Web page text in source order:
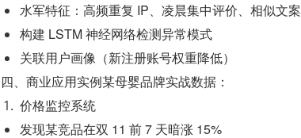
水军特征：高频重复 IP、凌晨集中评价、相似文案
构建 LSTM 神经网络检测异常模式
关联用户画像（新注册账号权重降低）
四、商业应用实例某母婴品牌实战数据：
价格监控系统
发现某竞品在双 11 前 7 天暗涨 15%